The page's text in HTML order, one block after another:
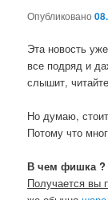
Опубликовано
Эта новость
все подряд и
слышит,
Но думаю,
Потому что
В чем фишка ?
Получается вы